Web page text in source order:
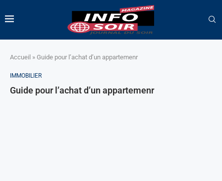
Accueil » Guide pour l’achat d’un appartemenr
IMMOBILIER
Guide pour l’achat d’un appartemenr